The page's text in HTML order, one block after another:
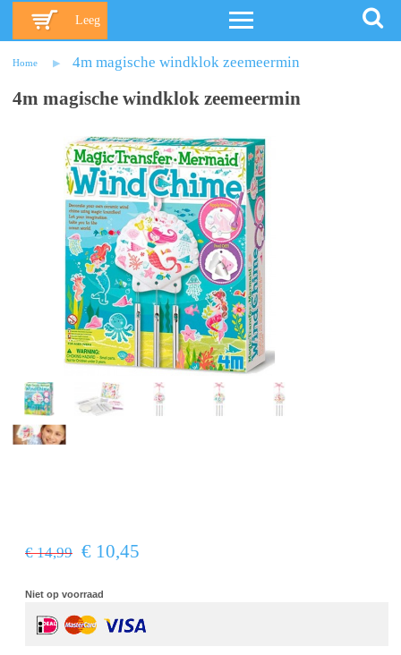
Leeg
Home 4m magische windklok zeemeermin
4m magische windklok zeemeermin
€ 14,99 € 10,45
Niet op voorraad